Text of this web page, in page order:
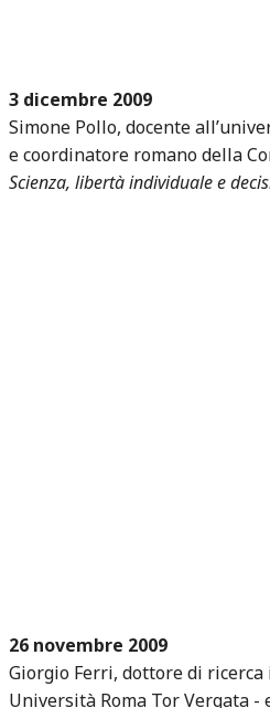
3 dicembre 2009
Simone Pollo, docente
e coordinatore romano della
Scienza, libertà individuale e
26 novembre 2009
Giorgio Ferri, dottore di
Università Roma Tor Vergata